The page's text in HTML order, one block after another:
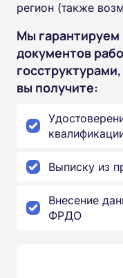
регион (также
Мы гарантируем
документов
вы получите:
Выписку из
Внесение
ФРДО